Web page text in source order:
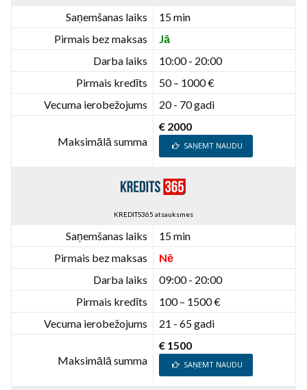
Saņemšanas laiks
15 min
Pirmais bez maksas
Jā
Darba laiks
10:00 - 20:00
Pirmais kredīts
50 – 1000 €
Vecuma ierobežojums
20 - 70 gadi
Maksimālā summa
€ 2000
SAŅEMT NAUDU
KREDITS365 atsauksmes
Saņemšanas laiks
15 min
Pirmais bez maksas
Nē
Darba laiks
09:00 - 20:00
Pirmais kredīts
100 – 1500 €
Vecuma ierobežojums
21 - 65 gadi
Maksimālā summa
€ 1500
SAŅEMT NAUDU